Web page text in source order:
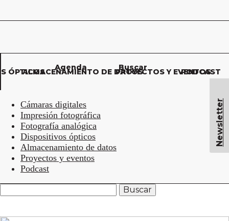
ÓPTICOS
ALMACENAMIENTO DE DATOSPROYECTOS Y EVENTOS
PODCAST
Cámaras digitales
Impresión fotográfica
Fotografía analógica
Dispositivos ópticos
Almacenamiento de datos
Proyectos y eventos
Podcast
Agenda Buscar
Newsletter